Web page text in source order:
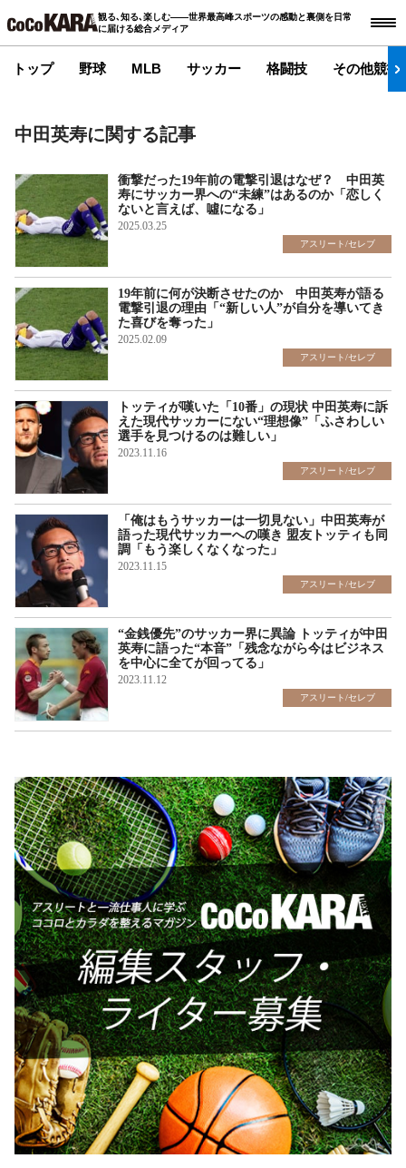
観る､知る､楽しむ――世界最高峰スポーツの感動と裏側を日常
に届ける総合メディア
トップ 野球 MLB サッカー 格闘技 その他競技
中田英寿に関する記事
衝撃だった19年前の電撃引退はなぜ？ 中田英
寿にサッカー界への“未練”はあるのか「恋しく
ないと言えば、噓になる」
2025.03.25
アスリート/セレブ
19年前に何が決断させたのか 中田英寿が語る
電撃引退の理由「“新しい人”が自分を導いてき
た喜びを奪った」
2025.02.09
アスリート/セレブ
トッティが嘆いた「10番」の現状 中田英寿に訴
えた現代サッカーにない“理想像”「ふさわしい
選手を見つけるのは難しい」
2023.11.16
アスリート/セレブ
「俺はもうサッカーは一切見ない」中田英寿が
語った現代サッカーへの嘆き 盟友トッティも同
調「もう楽しくなくなった」
2023.11.15
アスリート/セレブ
“金銭優先”のサッカー界に異論 トッティが中田
英寿に語った“本音”「残念ながら今はビジネス
を中心に全てが回ってる」
2023.11.12
アスリート/セレブ